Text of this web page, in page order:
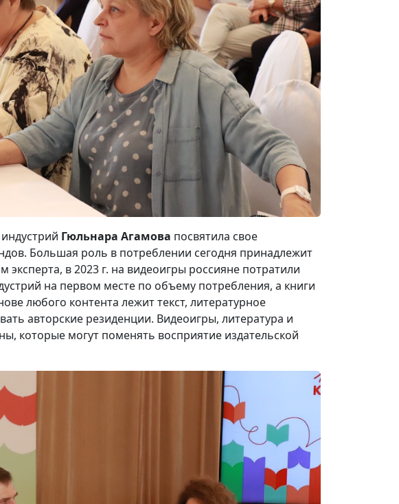
Гюльнара Агамова посвятила свое
Большая роль в потреблении сегодня принадлежит
в 2023 г. на видеоигры россияне потратили
на первом месте по объему потребления, а книги
любого контента лежит текст, литературное
авторские резиденции. Видеоигры, литература и
которые могут поменять восприятие издательской